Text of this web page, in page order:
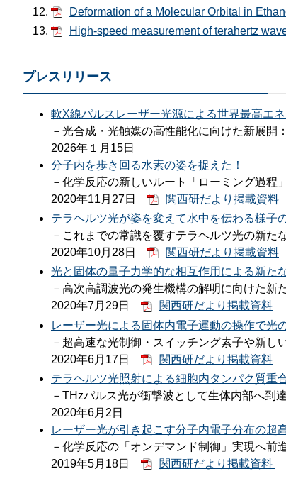
Deformation of a Molecular Orbital in
High-speed measurement of terahertz
プレスリリース
軟X線パルスレーザー光源による世界最高エ
－光合成・光触媒の高性能化に向けた新展開
​2026年１月15日
分子内を歩き回る水素の姿を捉えた！
－化学反応の新しいルート「ローミング過程
2020年11月27日
関西研だより掲載資料
テラヘルツ光が姿を変えて水中を伝わる様子
－これまでの常識を覆すテラヘルツ光の新た
2020年10月28日
関西研だより掲載資料
光と固体の量子力学的な相互作用による新た
－高次高調波光の発生機構の解明に向けた新
2020年7月29日
関西研だより掲載資料
レーザー光による固体内電子運動の操作で光
－超高速な光制御・スイッチング素子や新し
2020年6月17日
関西研だより掲載資料
テラヘルツ光照射による細胞内タンパク質重
－THzパルス光が衝撃波として生体内部へ到
2020年6月2日
レーザー光が引き起こす分子内電子分布の超
－化学反応の「オンデマンド制御」実現へ前
2019年5月18日
関西研だより掲載資料